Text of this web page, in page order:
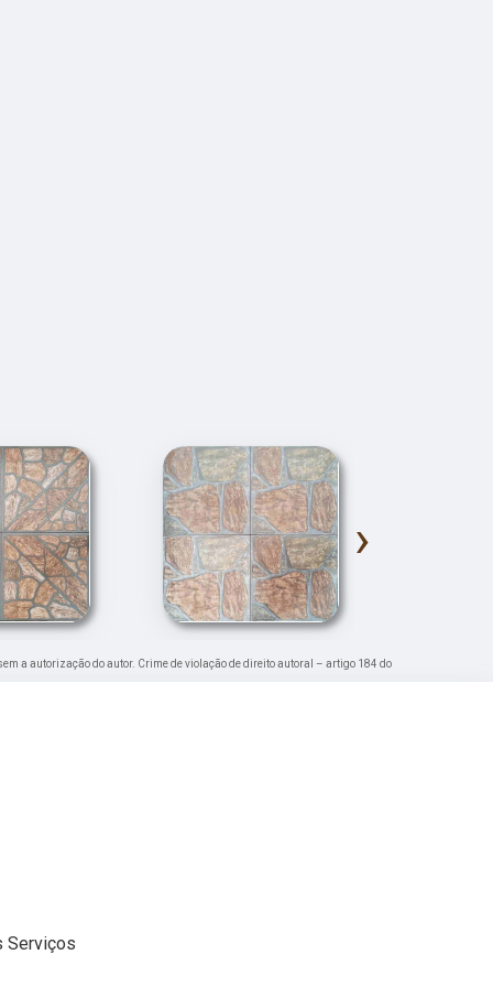
›
a autorização do autor. Crime de violação de direito autoral – artigo 184 do
Serviços